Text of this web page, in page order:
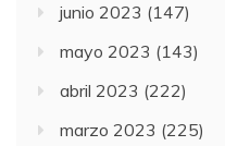
junio 2023 (147)
mayo 2023 (143)
abril 2023 (222)
marzo 2023 (225)